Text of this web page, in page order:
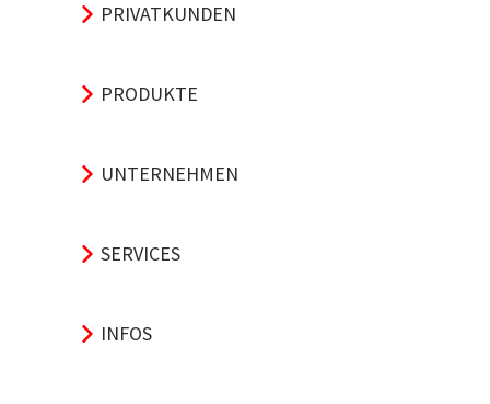
PRIVATKUNDEN
PRODUKTE
UNTERNEHMEN
SERVICES
INFOS